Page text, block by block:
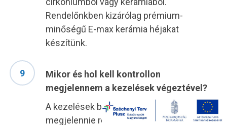
Rendelőnkben kizárólag prémium-
minőségű E-max kerámia héjakat
készítünk.
Mikor és hol kell kontrollon
megjelennem a kezelések végeztével?
A kezelések befejeztével 6 havonta kell
megjelennie rendelőnkben kontroll